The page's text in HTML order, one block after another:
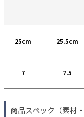
25cm 25.5cm
7 7.5
商品スペック（素材・